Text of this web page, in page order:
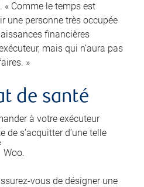
« Comme le temps est
une personne très occupée
financières
mais qui n’aura pas
»
de santé
à votre exécuteur
de s’acquitter d’une telle
Woo.
vous de désigner une